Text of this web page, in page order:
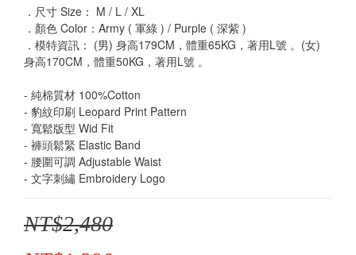
．尺寸 Size： M / L / XL
．顏色 Color：Army ( 軍綠 ) / Purple ( 深紫 )
．模特資訊： (男) 身高179CM，體重65KG，著用L號 。(女)
身高170CM，體重50KG，著用L號 。
- 純棉質材 100%Cotton
- 豹紋印刷 Leopard Print Pattern
- 寬鬆版型 Wid Fit
- 褲頭鬆緊 Elastic Band
- 腰圍可調 Adjustable Waist
- 文字刺繡 Embroidery Logo
NT$2,480